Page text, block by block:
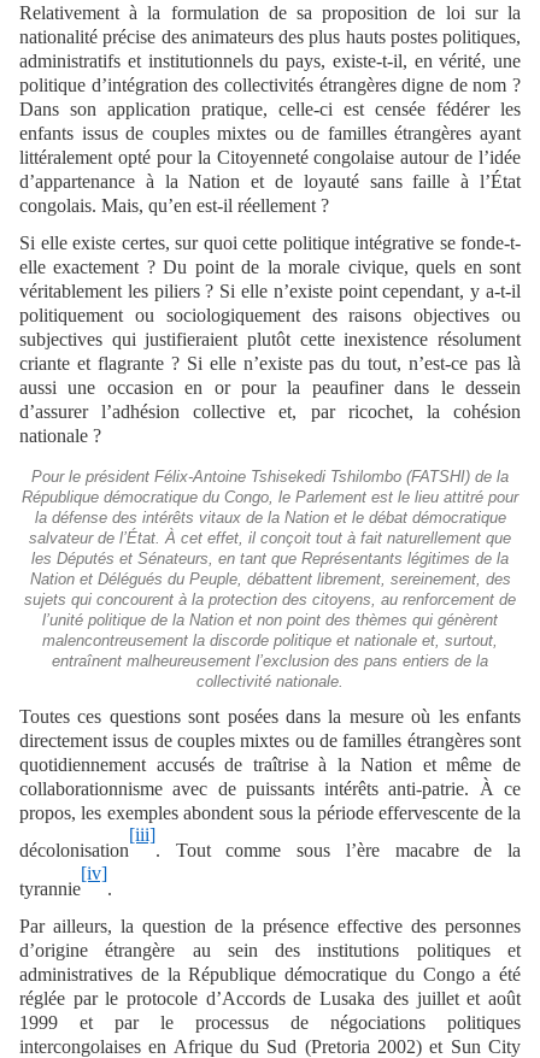
Relativement à la formulation de sa proposition de loi sur la
nationalité précise des animateurs des plus hauts postes politiques,
administratifs et institutionnels du pays, existe-t-il, en vérité, une
politique d’intégration des collectivités étrangères digne de nom ?
Dans son application pratique, celle-ci est censée fédérer les
enfants issus de couples mixtes ou de familles étrangères ayant
littéralement opté pour la Citoyenneté congolaise autour de l’idée
d’appartenance à la Nation et de loyauté sans faille à l’État
congolais. Mais, qu’en est-il réellement ?
Si elle existe certes, sur quoi cette politique intégrative se fonde-t-
elle exactement ? Du point de la morale civique, quels en sont
véritablement les piliers ? Si elle n’existe point cependant, y a-t-il
politiquement ou sociologiquement des raisons objectives ou
subjectives qui justifieraient plutôt cette inexistence résolument
criante et flagrante ? Si elle n’existe pas du tout, n’est-ce pas là
aussi une occasion en or pour la peaufiner dans le dessein
d’assurer l’adhésion collective et, par ricochet, la cohésion
nationale ?
Pour le président Félix-Antoine Tshisekedi Tshilombo (FATSHI) de la
République démocratique du Congo, le Parlement est le lieu attitré pour
la défense des intérêts vitaux de la Nation et le débat démocratique
salvateur de l’État. À cet effet, il conçoit tout à fait naturellement que
les Députés et Sénateurs, en tant que Représentants légitimes de la
Nation et Délégués du Peuple, débattent librement, sereinement, des
sujets qui concourent à la protection des citoyens, au renforcement de
l’unité politique de la Nation et non point des thèmes qui génèrent
malencontreusement la discorde politique et nationale et, surtout,
entraînent malheureusement l’exclusion des pans entiers de la
collectivité nationale.
Toutes ces questions sont posées dans la mesure où les enfants
directement issus de couples mixtes ou de familles étrangères sont
quotidiennement accusés de traîtrise à la Nation et même de
collaborationnisme avec de puissants intérêts anti-patrie. À ce
propos, les exemples abondent sous la période effervescente de la
décolonisation
[iii]
. Tout comme sous l’ère macabre de la
tyrannie
[iv]
.
Par ailleurs, la question de la présence effective des personnes
d’origine étrangère au sein des institutions politiques et
administratives de la République démocratique du Congo a été
réglée par le protocole d’Accords de Lusaka des juillet et août
1999 et par le processus de négociations politiques
intercongolaises en Afrique du Sud (Pretoria 2002) et Sun City